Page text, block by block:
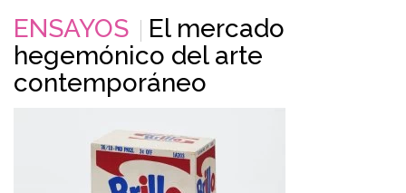
ENSAYOS
El mercado
hegemónico del arte
contemporáneo